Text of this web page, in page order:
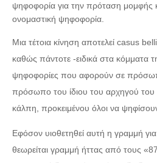
ψηφοφορία για την πρόταση μομφής
ονομαστική ψηφοφορία.
Μια τέτοια κίνηση αποτελεί casus
καθώς πάντοτε -ειδικά στα κόμματα
ψηφοφορίες που αφορούν σε
πρόσωπο του ίδιου του αρχηγού του
κάλπη, προκειμένου όλοι να
Εφόσον υιοθετηθεί αυτή η γραμμή
θεωρείται γραμμή ήττας από τους